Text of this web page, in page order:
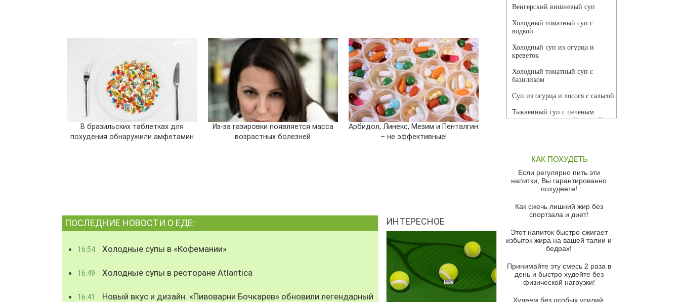
В бразильских таблетках для
похудения обнаружили амфетамин
Из-за газировки появляется масса
возрастных болезней
Арбидол, Линекс, Мезим и Пенталгин
– не эффективные!
ПОСЛЕДНИЕ НОВОСТИ О ЕДЕ:
16:54 Холодные супы в «Кофемании»
16:49 Холодные супы в ресторане Atlantica
16:41
Новый вкус и дизайн: «Пивоварни Бочкарев» обновили легендарный
ИНТЕРЕСНОЕ
Венгерский вишневый суп
Холодный томатный суп с
водкой
Холодный суп из огурца и
креветок
Холодный томатный суп с
базиликом
Суп из огурца и лосося с сальсой
Тыквенный суп с печеным
чесноком и томатной сальсой
красного перца
Парижский луковый суп
Суп из спаржи и горошка с
Суп-крем из цветной капусты
Французский луковый суп
Суп из баклажанов с моцареллой
Грибной крем-суп с кростини с
козьим сыром
Суп мисо с зеленым луком и
КАК ПОХУДЕТЬ
Если регулярно пить эти
напитки, Вы гарантированно
похудеете!
Как сжечь лишний жир без
спортзала и диет!
Этот напиток быстро сжигает
избыток жира на вашей талии и
бедрах!
Принимайте эту смесь 2 раза в
день и быстро худейте без
физической нагрузки!
Худеем без особых усилий,